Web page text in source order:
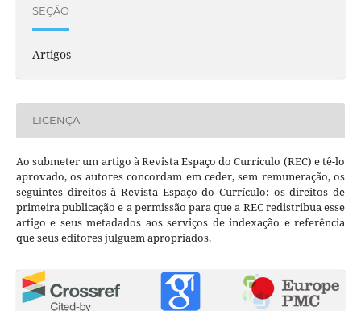
SEÇÃO
Artigos
LICENÇA
Ao submeter um artigo à Revista Espaço do Currículo (REC) e tê-lo
aprovado, os autores concordam em ceder, sem remuneração, os
seguintes direitos à Revista Espaço do Currículo: os direitos de
primeira publicação e a permissão para que a REC redistribua esse
artigo e seus metadados aos serviços de indexação e referência
que seus editores julguem apropriados.